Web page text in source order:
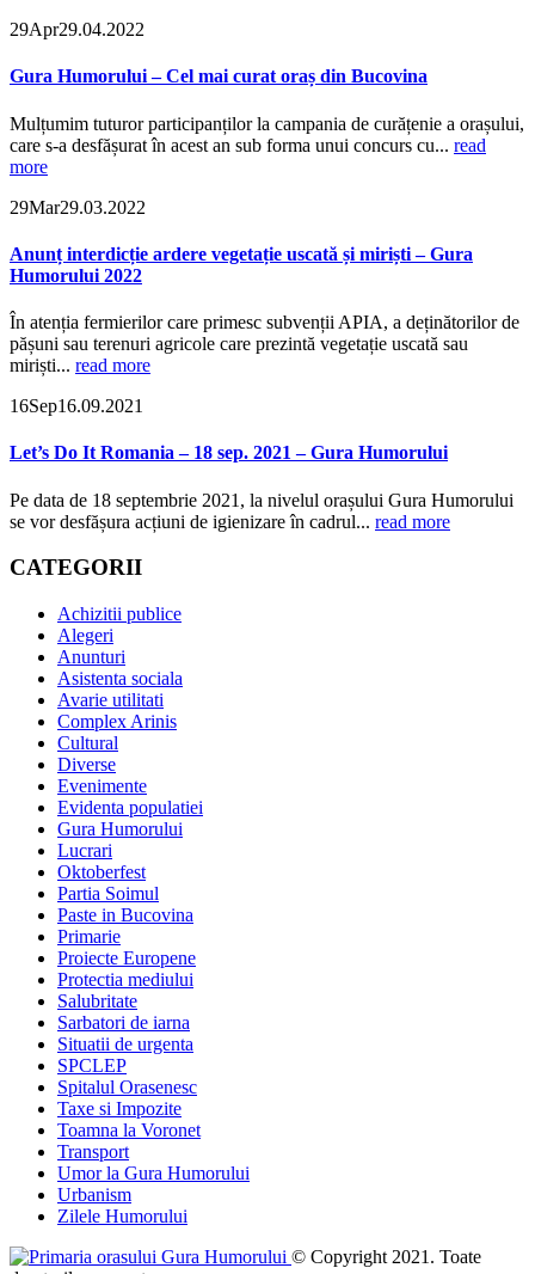
29Apr29.04.2022
Gura Humorului – Cel mai curat oraș din Bucovina
Mulțumim tuturor participanților la campania de curățenie a orașului,
care s-a desfășurat în acest an sub forma unui concurs cu... read
more
29Mar29.03.2022
Anunț interdicție ardere vegetație uscată și miriști – Gura
Humorului 2022
În atenția fermierilor care primesc subvenții APIA, a deținătorilor de
pășuni sau terenuri agricole care prezintă vegetație uscată sau
miriști... read more
16Sep16.09.2021
Let’s Do It Romania – 18 sep. 2021 – Gura Humorului
Pe data de 18 septembrie 2021, la nivelul orașului Gura Humorului
se vor desfășura acțiuni de igienizare în cadrul... read more
CATEGORII
Achizitii publice
Alegeri
Anunturi
Asistenta sociala
Avarie utilitati
Complex Arinis
Cultural
Diverse
Evenimente
Evidenta populatiei
Gura Humorului
Lucrari
Oktoberfest
Partia Soimul
Paste in Bucovina
Primarie
Proiecte Europene
Protectia mediului
Salubritate
Sarbatori de iarna
Situatii de urgenta
SPCLEP
Spitalul Orasenesc
Taxe si Impozite
Toamna la Voronet
Transport
Umor la Gura Humorului
Urbanism
Zilele Humorului
© Copyright 2021. Toate